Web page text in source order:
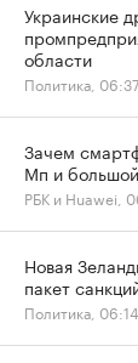
Украинские
области
Политика, 06:37
Зачем
Мп и
РБК и Huawei,
Новая
пакет
Политика, 06:14